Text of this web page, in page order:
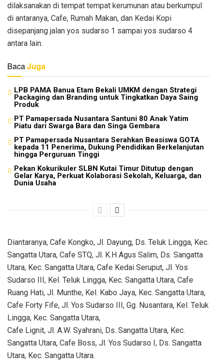
dilaksanakan di tempat tempat kerumunan atau berkumpul
di antaranya, Cafe, Rumah Makan, dan Kedai Kopi
disepanjang jalan yos sudarso 1 sampai yos sudarso 4
antara lain.
BacaJuga
LPB PAMA Banua Etam Bekali UMKM dengan Strategi
Packaging dan Branding untuk Tingkatkan Daya Saing
Produk
PT Pamapersada Nusantara Santuni 80 Anak Yatim
Piatu dari Swarga Bara dan Singa Gembara
PT Pamapersada Nusantara Serahkan Beasiswa GOTA
kepada 11 Penerima, Dukung Pendidikan Berkelanjutan
hingga Perguruan Tinggi
Pekan Kokurikuler SLBN Kutai Timur Ditutup dengan
Gelar Karya, Perkuat Kolaborasi Sekolah, Keluarga, dan
Dunia Usaha
Diantaranya, Cafe Kongko, Jl. Dayung, Ds. Teluk Lingga, Kec.
Sangatta Utara, Cafe STQ, Jl. K.H Agus Salim, Ds. Sangatta
Utara, Kec. Sangatta Utara, Cafe Kedai Seruput, Jl. Yos
Sudarso III, Kel. Teluk Lingga, Kec. Sangatta Utara, Cafe
Ruang Hati, Jl. Munthe, Kel. Kabo Jaya, Kec. Sangatta Utara,
Cafe Forty Fife, Jl. Yos Sudarso III, Gg. Nusantara, Kel. Teluk
Lingga, Kec. Sangatta Utara,
Cafe Lignit, Jl. A.W. Syahrani, Ds. Sangatta Utara, Kec.
Sangatta Utara, Cafe Boss, Jl. Yos Sudarso I, Ds. Sangatta
Utara, Kec. Sangatta Utara.